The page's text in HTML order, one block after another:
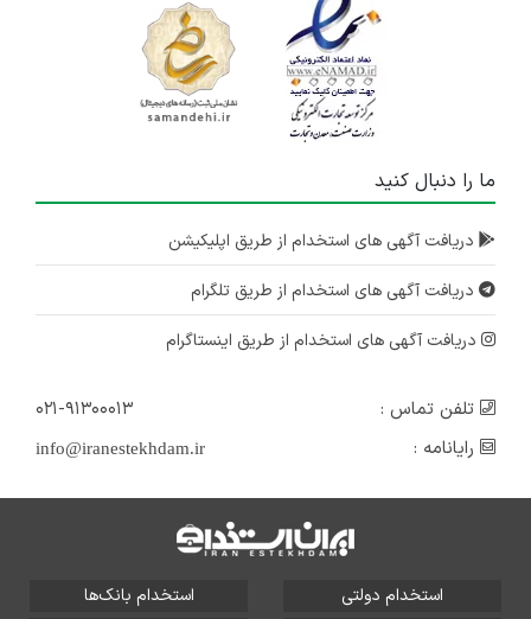
ما را دنبال کنید
دریافت آگهی های استخدام از طریق اپلیکیشن
دریافت آگهی های استخدام از طریق تلگرام
دریافت آگهی های استخدام از طریق اینستاگرام
تلفن تماس :
۰۲۱-۹۱۳۰۰۰۱۳
رایانامه :
info@iranestekhdam.ir
استخدام دولتی استخدام بانک‌ها